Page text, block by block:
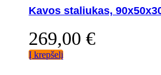
Kavos staliukas,
269,00 €
Į krepšelį